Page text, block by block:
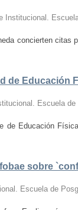
Institucional.
concierten citas
de Educación
Escuela de
de Educación
sobre
Escuela de